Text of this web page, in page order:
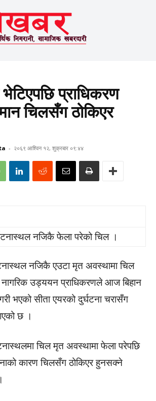
प्राधिकरण
चिलसँग ठोकिएर
- २०६९ आश्विन १२, शुक्रबार ०९:४४
नजिकै फेला परेको चिल ।
नजिकै एउटा मृत अवस्थामा चिल
उड्ययन प्राधिकरणले आज बिहान
भएको सीता एयरको दुर्घटना चरासँग
छ ।
चिल मृत अवस्थामा फेला परेपछि
कारण चिलसँग ठोकिएर हुनसक्ने